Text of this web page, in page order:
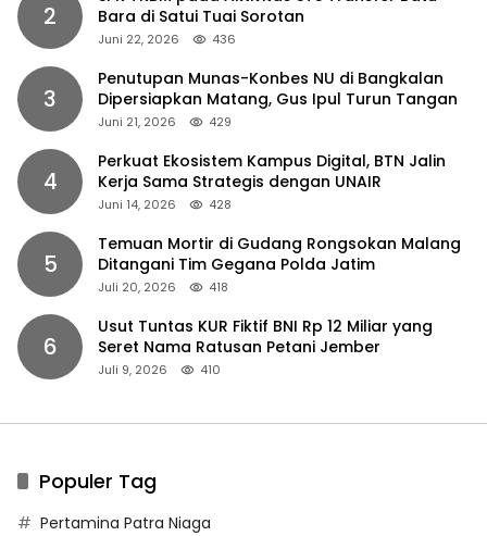
2
Bara di Satui Tuai Sorotan
Juni 22, 2026 436
3
Penutupan Munas-Konbes NU di Bangkalan
Dipersiapkan Matang, Gus Ipul Turun Tangan
Juni 21, 2026 429
4
Perkuat Ekosistem Kampus Digital, BTN Jalin
Kerja Sama Strategis dengan UNAIR
Juni 14, 2026 428
5
Temuan Mortir di Gudang Rongsokan Malang
Ditangani Tim Gegana Polda Jatim
Juli 20, 2026 418
6
Usut Tuntas KUR Fiktif BNI Rp 12 Miliar yang
Seret Nama Ratusan Petani Jember
Juli 9, 2026 410
Populer Tag
Pertamina Patra Niaga